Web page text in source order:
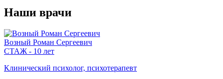
Наши врачи
Возный Роман Сергеевич
СТАЖ - 10 лет
Клинический психолог, психотерапевт